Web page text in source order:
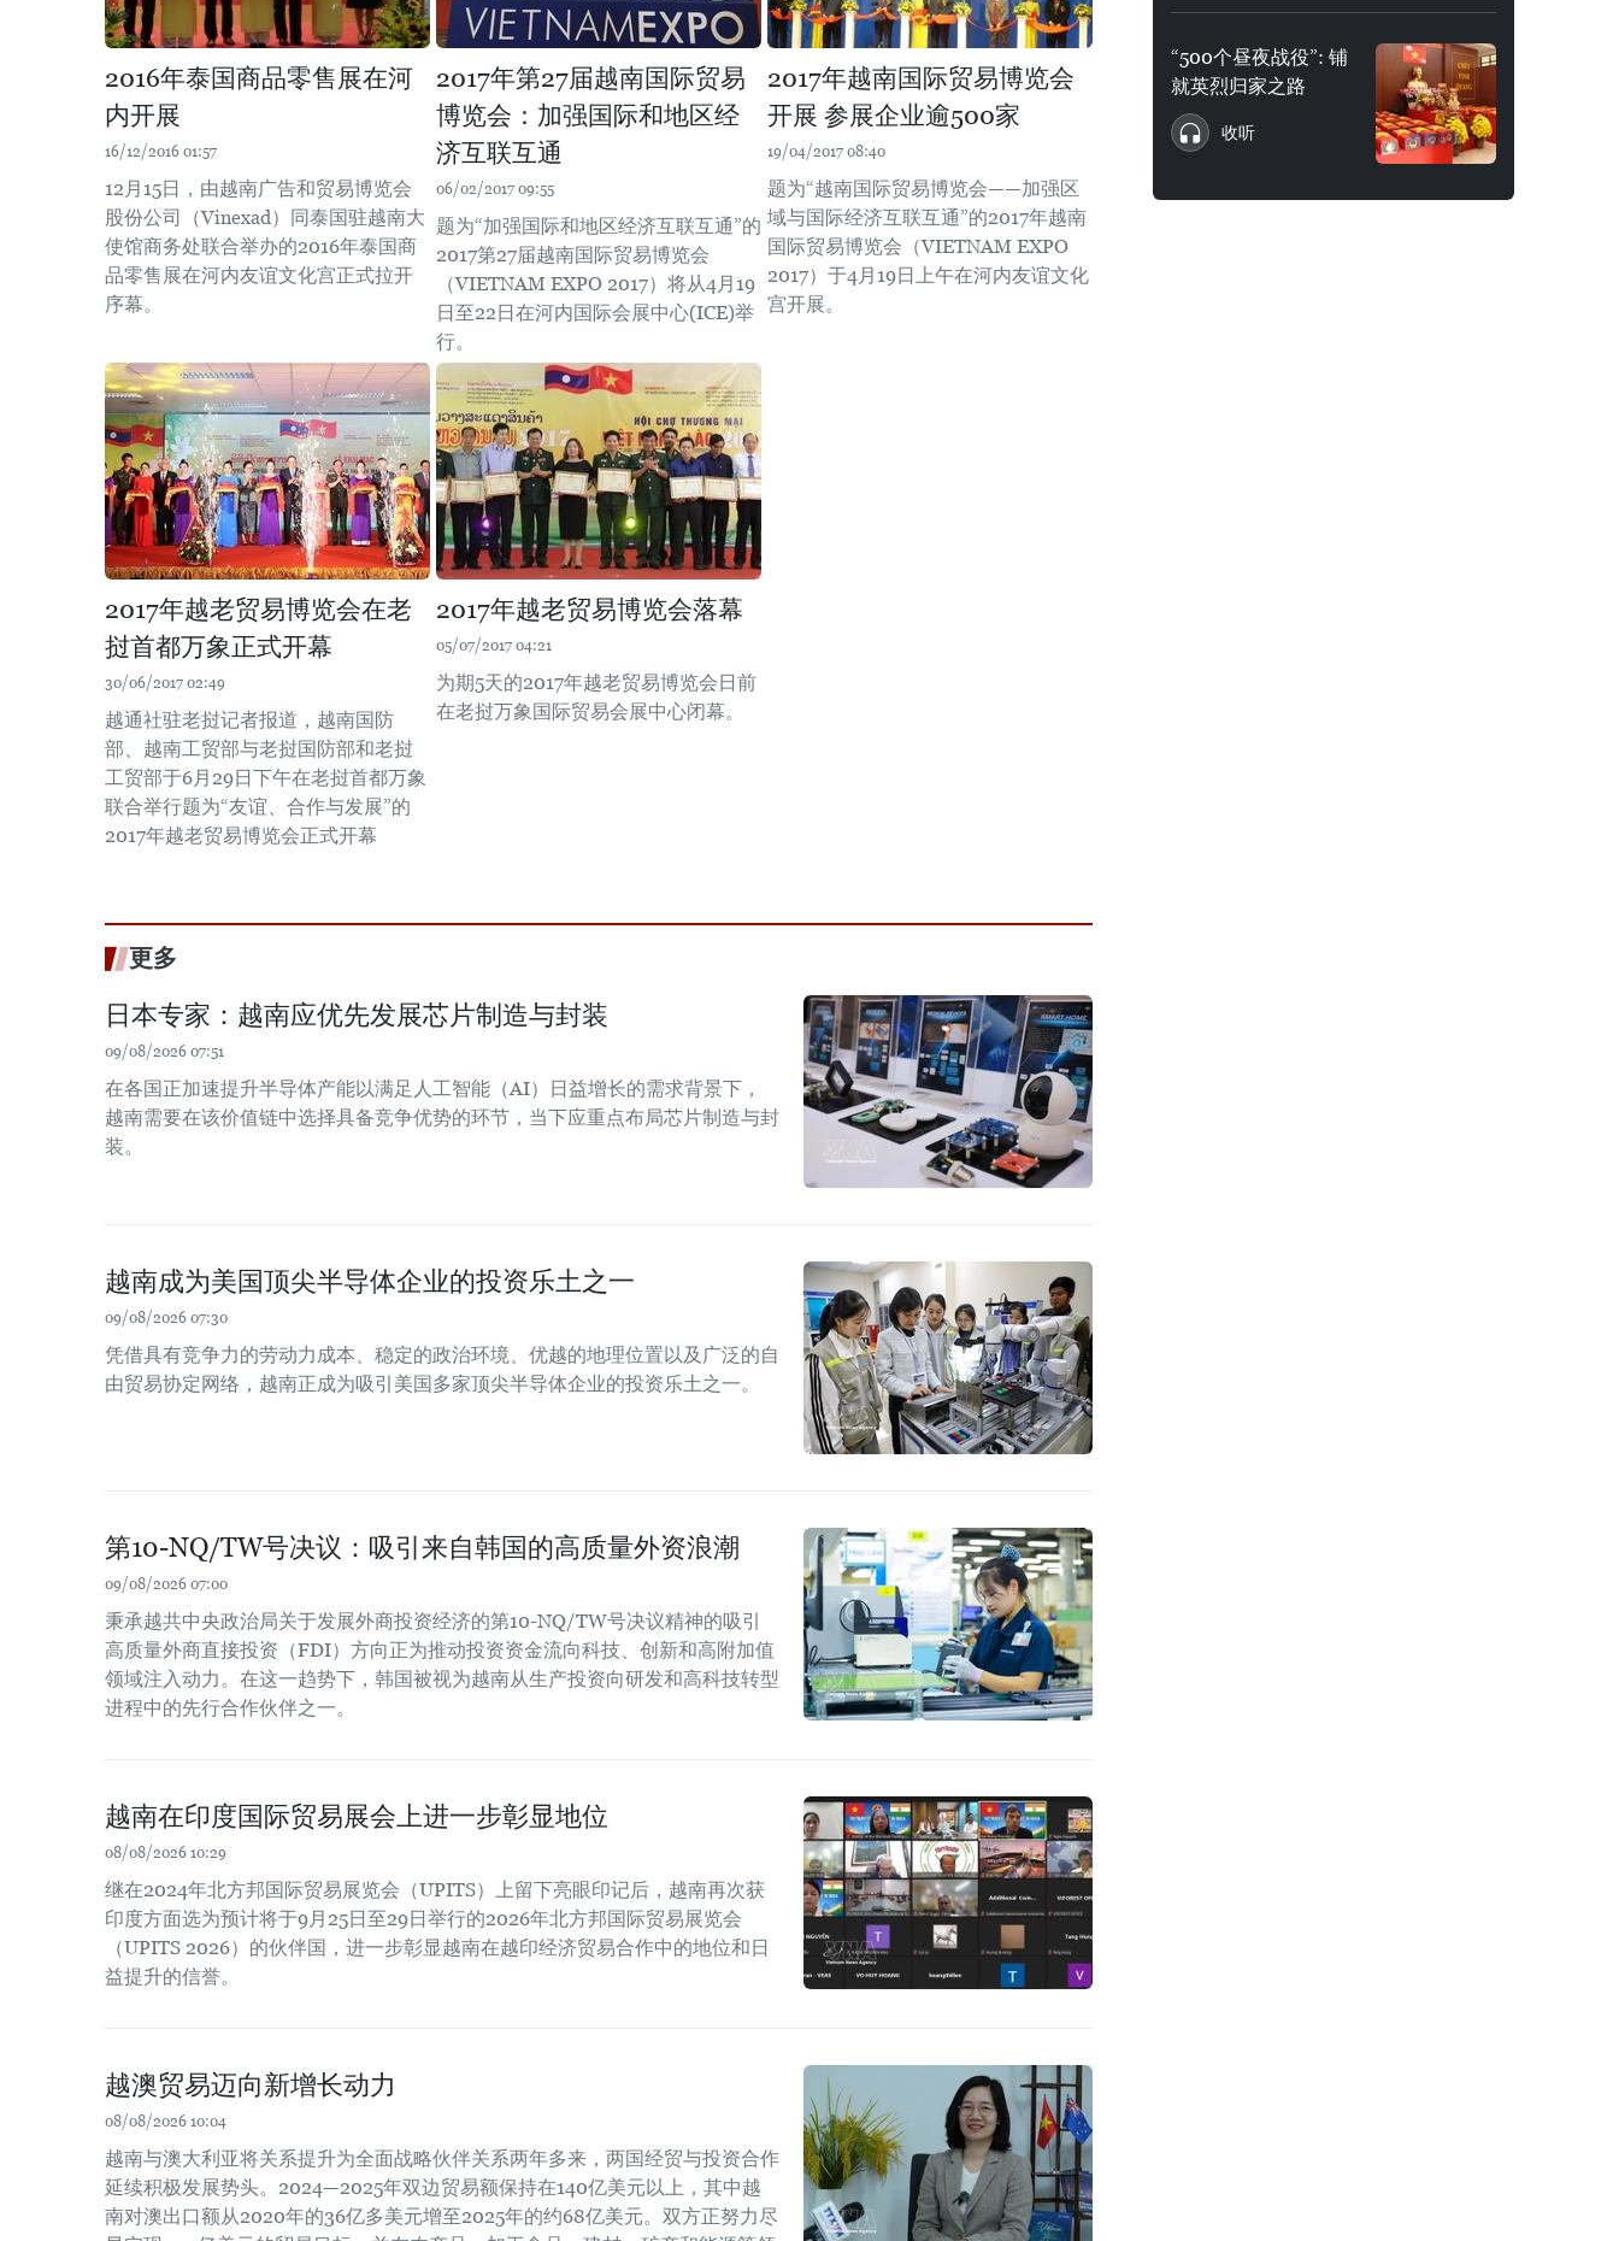
2016年泰国商品零售展在河
内开展
16/12/2016 01:57
12月15日，由越南广告和贸易博览会
股份公司（Vinexad）同泰国驻越南大
使馆商务处联合举办的2016年泰国商
品零售展在河内友谊文化宫正式拉开
序幕。
2017年第27届越南国际贸易
博览会：加强国际和地区经
济互联互通
06/02/2017 09:55
题为“加强国际和地区经济互联互通”的
2017第27届越南国际贸易博览会
（VIETNAM EXPO 2017）将从4月19
日至22日在河内国际会展中心(ICE)举
行。
2017年越南国际贸易博览会
开展 参展企业逾500家
19/04/2017 08:40
题为“越南国际贸易博览会——加强区
域与国际经济互联互通”的2017年越南
国际贸易博览会（VIETNAM EXPO
2017）于4月19日上午在河内友谊文化
宫开展。
2017年越老贸易博览会在老
挝首都万象正式开幕
30/06/2017 02:49
越通社驻老挝记者报道，越南国防
部、越南工贸部与老挝国防部和老挝
工贸部于6月29日下午在老挝首都万象
联合举行题为“友谊、合作与发展”的
2017年越老贸易博览会正式开幕
2017年越老贸易博览会落幕
05/07/2017 04:21
为期5天的2017年越老贸易博览会日前
在老挝万象国际贸易会展中心闭幕。
更多
日本专家：越南应优先发展芯片制造与封装
09/08/2026 07:51
在各国正加速提升半导体产能以满足人工智能（AI）日益增长的需求背景下，
越南需要在该价值链中选择具备竞争优势的环节，当下应重点布局芯片制造与封
装。
越南成为美国顶尖半导体企业的投资乐土之一
09/08/2026 07:30
凭借具有竞争力的劳动力成本、稳定的政治环境、优越的地理位置以及广泛的自
由贸易协定网络，越南正成为吸引美国多家顶尖半导体企业的投资乐土之一。
第10-NQ/TW号决议：吸引来自韩国的高质量外资浪潮
09/08/2026 07:00
秉承越共中央政治局关于发展外商投资经济的第10-NQ/TW号决议精神的吸引
高质量外商直接投资（FDI）方向正为推动投资资金流向科技、创新和高附加值
领域注入动力。在这一趋势下，韩国被视为越南从生产投资向研发和高科技转型
进程中的先行合作伙伴之一。
越南在印度国际贸易展会上进一步彰显地位
08/08/2026 10:29
继在2024年北方邦国际贸易展览会（UPITS）上留下亮眼印记后，越南再次获
印度方面选为预计将于9月25日至29日举行的2026年北方邦国际贸易展览会
（UPITS 2026）的伙伴国，进一步彰显越南在越印经济贸易合作中的地位和日
益提升的信誉。
越澳贸易迈向新增长动力
08/08/2026 10:04
越南与澳大利亚将关系提升为全面战略伙伴关系两年多来，两国经贸与投资合作
延续积极发展势头。2024—2025年双边贸易额保持在140亿美元以上，其中越
南对澳出口额从2020年的36亿多美元增至2025年的约68亿美元。双方正努力尽
“500个昼夜战役”: 铺
就英烈归家之路
收听